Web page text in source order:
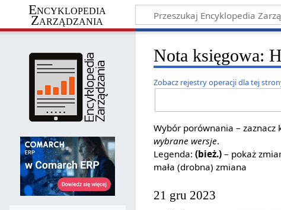
Encyklopedia
Zarządzania
Nota księgowa:
Zobacz rejestry operacji dla tej
Wybór porównania –
wybrane wersje.
Legenda:(bież.) – pokaż
mała (drobna) zmiana
21 gru 2023